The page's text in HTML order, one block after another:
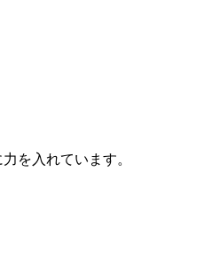
を入れています。